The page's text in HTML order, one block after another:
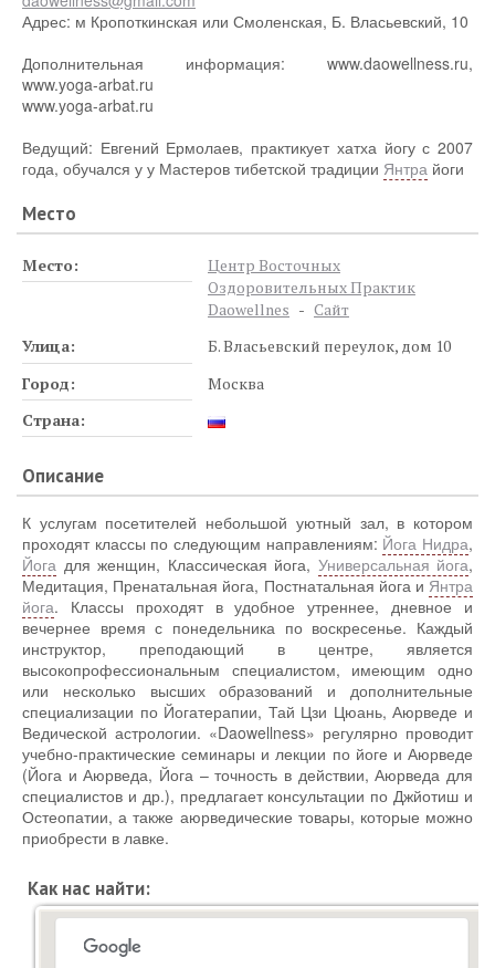
Адрес: м Кропоткинская или Смоленская, Б. Власьевский, 10
Дополнительная информация: www.daowellness.ru,
www.yoga-arbat.ru
www.yoga-arbat.ru
Ведущий: Евгений Ермолаев, практикует хатха йогу с 2007
года, обучался у у Мастеров тибетской традиции Янтра йоги
Место
Место:
Центр Восточных
Оздоровительных Практик
Daowellnes - Сайт
Улица:
Б. Власьевский переулок, дом 10
Город:
Москва
Страна:
Описание
К услугам посетителей небольшой уютный зал, в котором
проходят классы по следующим направлениям: Йога Нидра,
Йога для женщин, Классическая йога, Универсальная йога,
Медитация, Пренатальная йога, Постнатальная йога и Янтра
йога. Классы проходят в удобное утреннее, дневное и
вечернее время с понедельника по воскресенье. Каждый
инструктор, преподающий в центре, является
высокопрофессиональным специалистом, имеющим одно
или несколько высших образований и дополнительные
специализации по Йогатерапии, Тай Цзи Цюань, Аюрведе и
Ведической астрологии. «Daowellness» регулярно проводит
учебно-практические семинары и лекции по йоге и Аюрведе
(Йога и Аюрведа, Йога – точность в действии, Аюрведа для
специалистов и др.), предлагает консультации по Джйотиш и
Остеопатии, а также аюрведические товары, которые можно
приобрести в лавке.
Как нас найти: